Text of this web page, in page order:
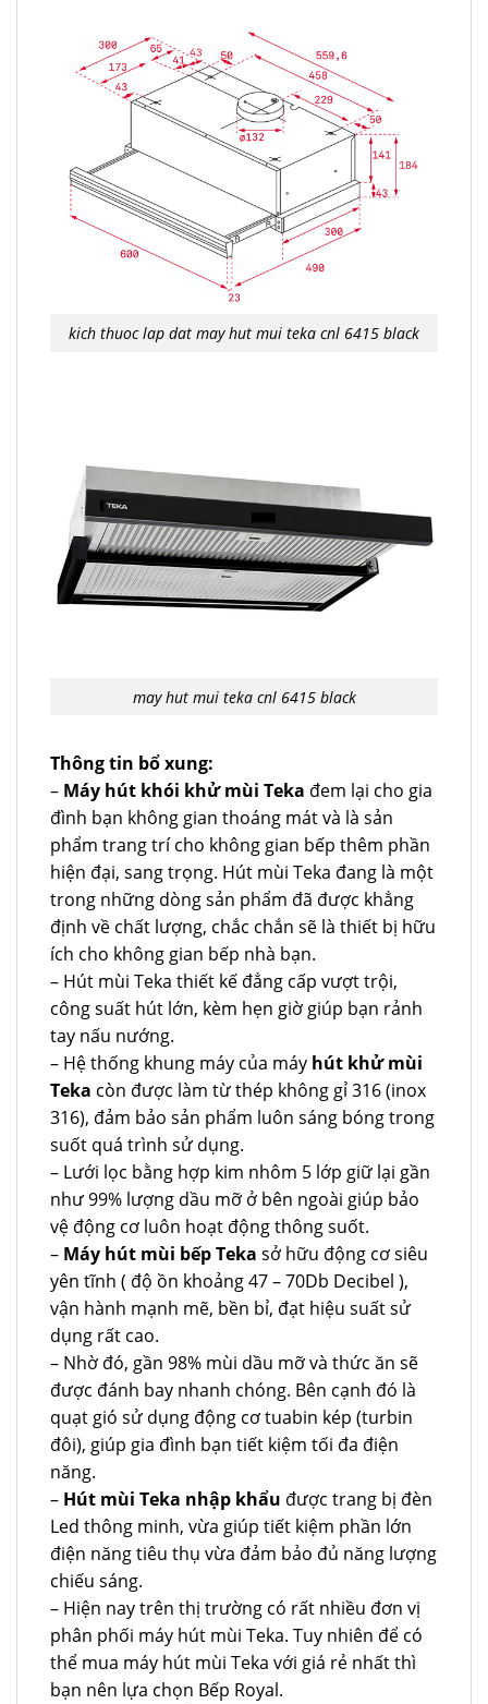
kich thuoc lap dat may hut mui teka cnl 6415 black
may hut mui teka cnl 6415 black
Thông tin bổ xung:
– Máy hút khói khử mùi Teka đem lại cho gia
đình bạn không gian thoáng mát và là sản
phẩm trang trí cho không gian bếp thêm phần
hiện đại, sang trọng. Hút mùi Teka đang là một
trong những dòng sản phẩm đã được khẳng
định về chất lượng, chắc chắn sẽ là thiết bị hữu
ích cho không gian bếp nhà bạn.
– Hút mùi Teka thiết kế đẳng cấp vượt trội,
công suất hút lớn, kèm hẹn giờ giúp bạn rảnh
tay nấu nướng.
– Hệ thống khung máy của máy hút khử mùi
Teka còn được làm từ thép không gỉ 316 (inox
316), đảm bảo sản phẩm luôn sáng bóng trong
suốt quá trình sử dụng.
– Lưới lọc bằng hợp kim nhôm 5 lớp giữ lại gần
như 99% lượng dầu mỡ ở bên ngoài giúp bảo
vệ động cơ luôn hoạt động thông suốt.
– Máy hút mùi bếp Teka sở hữu động cơ siêu
yên tĩnh ( độ ồn khoảng 47 – 70Db Decibel ),
vận hành mạnh mẽ, bền bỉ, đạt hiệu suất sử
dụng rất cao.
– Nhờ đó, gần 98% mùi dầu mỡ và thức ăn sẽ
được đánh bay nhanh chóng. Bên cạnh đó là
quạt gió sử dụng động cơ tuabin kép (turbin
đôi), giúp gia đình bạn tiết kiệm tối đa điện
năng.
– Hút mùi Teka nhập khẩu được trang bị đèn
Led thông minh, vừa giúp tiết kiệm phần lớn
điện năng tiêu thụ vừa đảm bảo đủ năng lượng
chiếu sáng.
– Hiện nay trên thị trường có rất nhiều đơn vị
phân phối máy hút mùi Teka. Tuy nhiên để có
thể mua máy hút mùi Teka với giá rẻ nhất thì
bạn nên lựa chọn Bếp Royal.